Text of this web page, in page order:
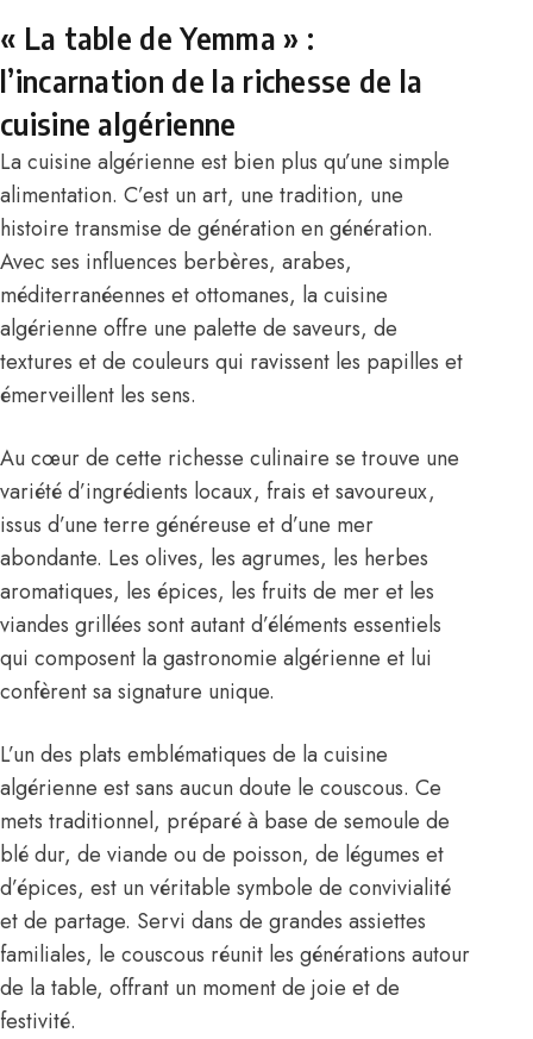
« La table de Yemma » :
l’incarnation de la richesse de la
cuisine algérienne
La cuisine algérienne est bien plus qu’une simple
alimentation. C’est un art, une tradition, une
histoire transmise de génération en génération.
Avec ses influences berbères, arabes,
méditerranéennes et ottomanes, la cuisine
algérienne offre une palette de saveurs, de
textures et de couleurs qui ravissent les papilles et
émerveillent les sens.
Au cœur de cette richesse culinaire se trouve une
variété d’ingrédients locaux, frais et savoureux,
issus d’une terre généreuse et d’une mer
abondante. Les olives, les agrumes, les herbes
aromatiques, les épices, les fruits de mer et les
viandes grillées sont autant d’éléments essentiels
qui composent la gastronomie algérienne et lui
confèrent sa signature unique.
L’un des plats emblématiques de la cuisine
algérienne est sans aucun doute le couscous. Ce
mets traditionnel, préparé à base de semoule de
blé dur, de viande ou de poisson, de légumes et
d’épices, est un véritable symbole de convivialité
et de partage. Servi dans de grandes assiettes
familiales, le couscous réunit les générations autour
de la table, offrant un moment de joie et de
festivité.